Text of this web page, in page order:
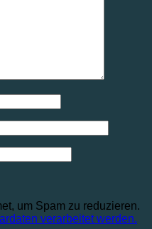
um Spam zu reduzieren.
verarbeitet werden.